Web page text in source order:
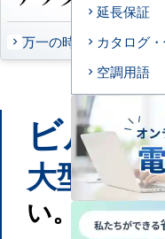
万一の時もお任せくだ
ビルや
大型施設
い。
延長保証
カタログ
空調用語